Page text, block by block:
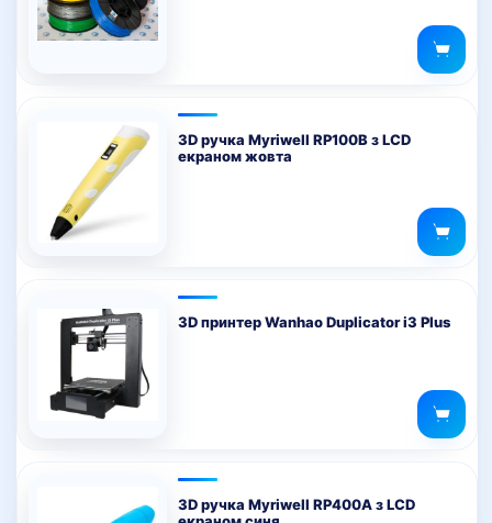
3D ручка Myriwell RP100B з LCD
екраном жовта
3D принтер Wanhao Duplicator i3 Plus
3D ручка Myriwell RP400A з LCD